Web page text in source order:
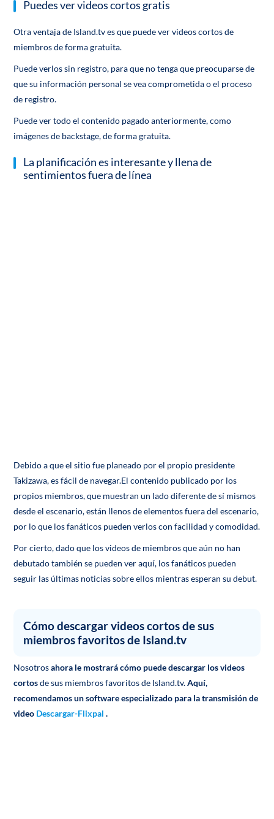
Puedes ver videos cortos gratis
Otra ventaja de Island.tv es que puede ver videos cortos de
miembros de forma gratuita.
Puede verlos sin registro, para que no tenga que preocuparse de
que su información personal se vea comprometida o el proceso
de registro.
Puede ver todo el contenido pagado anteriormente, como
imágenes de backstage, de forma gratuita.
La planificación es interesante y llena de
sentimientos fuera de línea
Debido a que el sitio fue planeado por el propio presidente
Takizawa, es fácil de navegar.El contenido publicado por los
propios miembros, que muestran un lado diferente de sí mismos
desde el escenario, están llenos de elementos fuera del escenario,
por lo que los fanáticos pueden verlos con facilidad y comodidad.
Por cierto, dado que los videos de miembros que aún no han
debutado también se pueden ver aquí, los fanáticos pueden
seguir las últimas noticias sobre ellos mientras esperan su debut.
Cómo descargar videos cortos de sus
miembros favoritos de Island.tv
Nosotrosahora le mostrará cómo puede descargar los videos
cortosde sus miembros favoritos de Island.tv.Aquí,
recomendamos un software especializado para la transmisión de
video Descargar-Flixpal.